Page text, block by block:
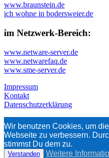
www.braunstein.de
ich wohne in bodersweier.de
im Netzwerk-Bereich:
www.netware-server.de
www.netwarefaq.de
www.sme-server.de
Impressum
Kontakt
Datenschutzerklärung
Wir benutzen Cookies, um
Webseite zu verbessern.
stimmst Du dem zu.
Verstanden Weitere